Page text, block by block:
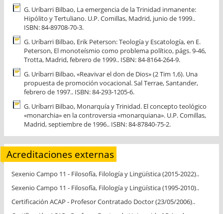
G. Uríbarri Bilbao, La emergencia de la Trinidad inmanente:
Hipólito y Tertuliano. U.P. Comillas, Madrid, junio de 1999..
ISBN: 84-89708-70-3.
G. Uríbarri Bilbao, Erik Peterson: Teología y Escatología, en E.
Peterson, El monoteísmio como problema político, págs. 9-46,
Trotta, Madrid, febrero de 1999.. ISBN: 84-8164-264-9.
G. Uríbarri Bilbao, «Reavivar el don de Dios» (2 Tim 1,6). Una
propuesta de promoción vocacional. Sal Terrae, Santander,
febrero de 1997.. ISBN: 84-293-1205-6.
G. Uríbarri Bilbao, Monarquía y Trinidad. El concepto teológico
«monarchia» en la controversia «monarquiana». U.P. Comillas,
Madrid, septiembre de 1996.. ISBN: 84-87840-75-2.
Acreditaciones externas
Sexenio Campo 11 - Filosofía, Filología y Lingüística (2015-2022)..
Sexenio Campo 11 - Filosofía, Filología y Lingüística (1995-2010)..
Certificación ACAP - Profesor Contratado Doctor (23/05/2006)..